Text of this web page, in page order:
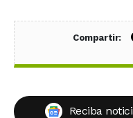
Compartir:
Reciba